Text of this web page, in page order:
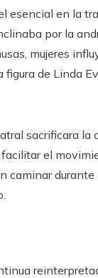
esencial en la
por la
mujeres
figura de Linda
sacrificara la
el
caminar